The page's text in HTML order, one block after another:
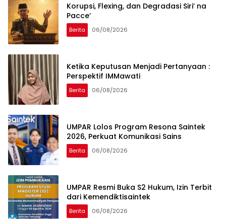
Korupsi, Flexing, dan Degradasi Siri’ na
Pacce’
Berita 06/08/2026
Ketika Keputusan Menjadi Pertanyaan :
Perspektif IMMawati
Berita 06/08/2026
UMPAR Lolos Program Resona Saintek
2026, Perkuat Komunikasi Sains
Berita 06/08/2026
UMPAR Resmi Buka S2 Hukum, Izin Terbit
dari Kemendiktisaintek
Berita 06/08/2026